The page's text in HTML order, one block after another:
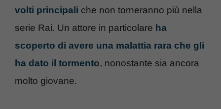
volti principali che non torneranno più nella
serie Rai. Un attore in particolare ha
scoperto di avere una malattia rara che gli
ha dato il tormento, nonostante sia ancora
molto giovane.